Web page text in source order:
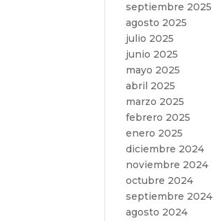
septiembre 2025
agosto 2025
julio 2025
junio 2025
mayo 2025
abril 2025
marzo 2025
febrero 2025
enero 2025
diciembre 2024
noviembre 2024
octubre 2024
septiembre 2024
agosto 2024